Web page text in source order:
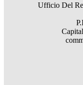
Ufficio Del